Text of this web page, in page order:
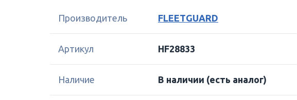
Производитель FLEETGUARD
Артикул HF28833
Наличие В наличии (есть аналог)